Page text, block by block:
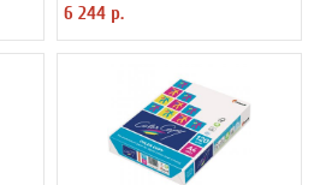
6 244 р.